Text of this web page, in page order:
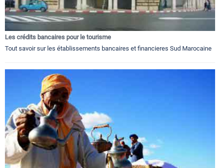
Les crédits bancaires pour le tourisme
Tout savoir sur les établissements bancaires et financieres Sud Marocaine